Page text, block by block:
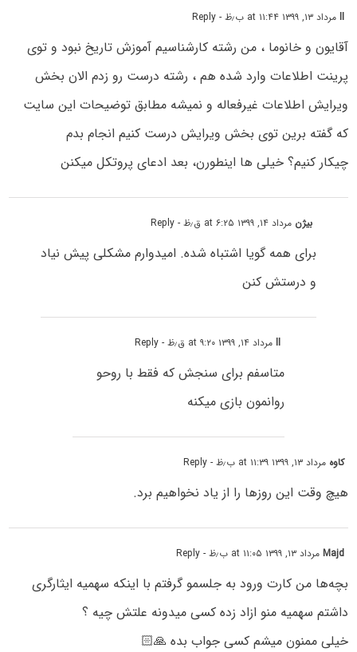
llمرداد ۱۳, ۱۳۹۹ at ۱۱:۴۴ ب٫ظ - Reply
آقایون و خانوما ، من رشته کارشناسیم آموزش تاریخ نبود و توی
پرینت اطلاعات وارد شده هم ، رشته درست رو زدم الان بخش
ویرایش اطلاعات غیرفعاله و نمیشه مطابق توضیحات این سایت
که گفته برین توی بخش ویرایش درست کنیم انجام بدم
چیکار کنیم؟ خیلی ها اینطورن، بعد ادعای پروتکل میکنن
بیژن مرداد ۱۴, ۱۳۹۹ at ۶:۲۵ ق٫ظ - Reply
برای همه گویا اشتباه شده. امیدوارم مشکلی پیش نیاد
و درستش کنن
llمرداد ۱۴, ۱۳۹۹ at ۹:۲۰ ق٫ظ - Reply
متاسفم برای سنجش که فقط با روحو
روانمون بازی میکنه
کاوه مرداد ۱۳, ۱۳۹۹ at ۱۱:۳۹ ب٫ظ - Reply
هیچ وقت این روزها را از یاد نخواهیم برد.
Majdمرداد ۱۳, ۱۳۹۹ at ۱۱:۰۵ ب٫ظ - Reply
بچه‌ها من کارت ورود به جلسمو گرفتم با اینکه سهمیه ایثارگری
داشتم سهمیه منو ازاد زده کسی میدونه علتش چیه ؟
خیلی ممنون میشم کسی جواب بده 🙏🏻